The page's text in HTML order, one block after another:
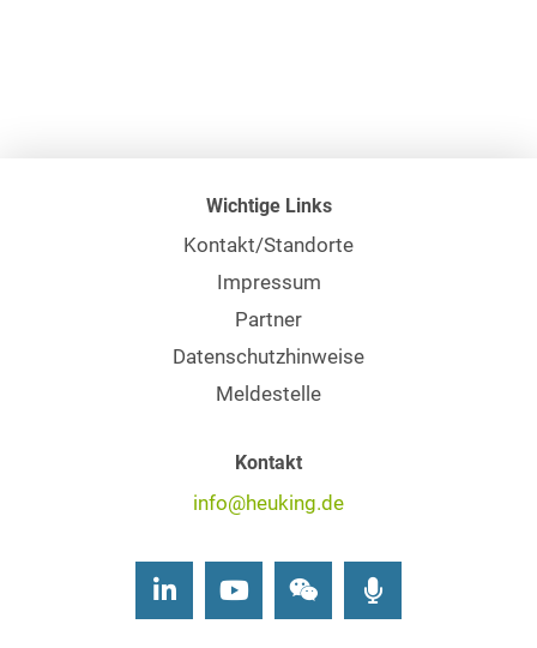
Wichtige Links
Kontakt/Standorte
Impressum
Partner
Datenschutzhinweise
Meldestelle
Kontakt
info@heuking.de
LinkedInYoutubeWechat